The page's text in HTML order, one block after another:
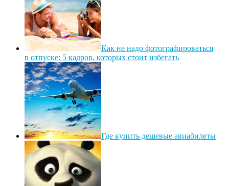
Как не надо фотографироваться
в отпуске: 5 кадров, которых стоит избегать
Где купить дешевые авиабилеты